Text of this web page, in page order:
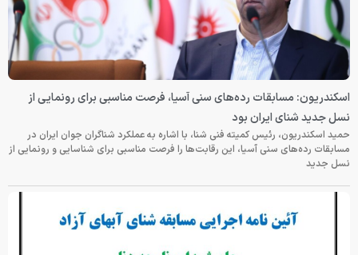
اسکندریون: مسابقات رده‌های سنی آسیا، فرصت مناسبی برای رونمایی از
نسل جدید شنای ایران بود
حمید اسکندریون، رئیس کمیته فنی شنا، با اشاره به عملکرد شناگران جوان ایران در
مسابقات رده‌های سنی آسیا، این رقابت‌ها را فرصت مناسبی برای شناسایی و رونمایی از
نسل جدید